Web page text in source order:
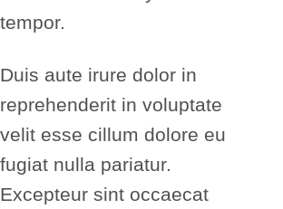
tempor.
Duis aute irure dolor in
reprehenderit in voluptate
velit esse cillum dolore eu
fugiat nulla pariatur.
Excepteur sint occaecat